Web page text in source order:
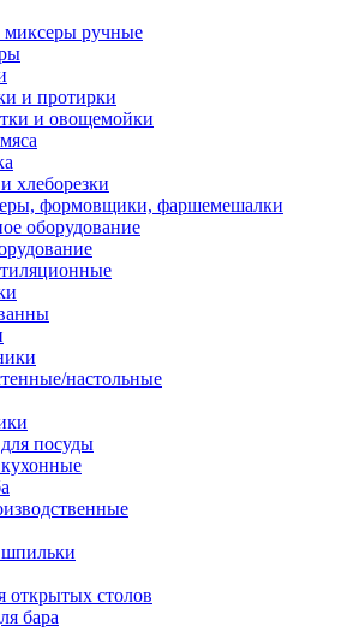
миксеры ручные
и протирки
и овощемойки
хлеборезки
формовщики, фаршемешалки
оборудование
настольные
посуды
открытых столов
бара